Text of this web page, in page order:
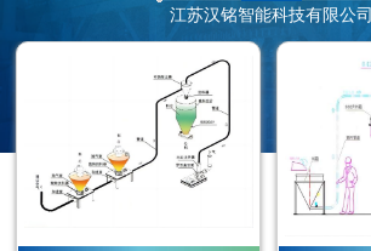
江苏汉铭智能科技有限公司